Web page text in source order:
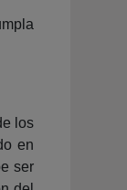
los
en
ser